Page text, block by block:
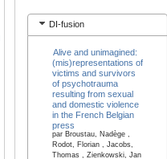
DI-fusion
Alive and unimagined:
(mis)representations of
victims and survivors
of psychotrauma
resulting from sexual
and domestic violence
in the French Belgian
press
par Broustau, Nadège ,
Rodot, Florian , Jacobs,
Thomas , Zienkowski, Jan